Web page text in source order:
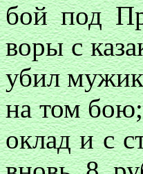
бой под
воры с
убил
на том
оклад и с